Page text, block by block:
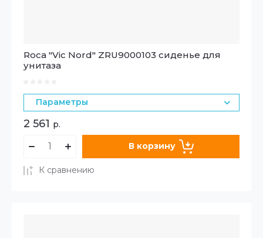
Roca "Vic Nord" ZRU9000103 сиденье для
унитаза
Параметры
2 561 р.
В корзину
К сравнению